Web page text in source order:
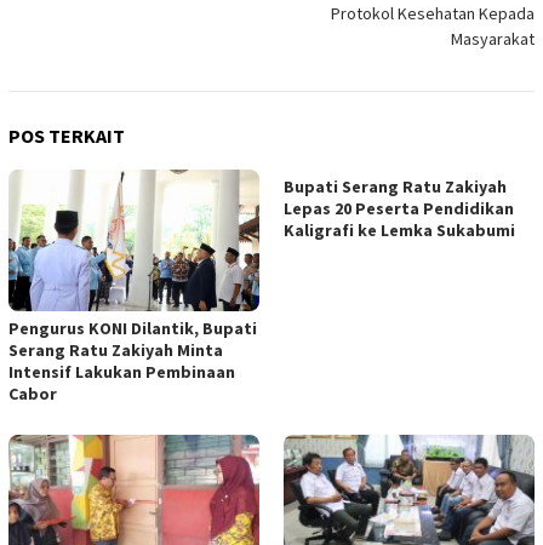
Protokol Kesehatan Kepada
Masyarakat
POS TERKAIT
Pengurus KONI Dilantik, Bupati
Serang Ratu Zakiyah Minta
Intensif Lakukan Pembinaan
Cabor
Bupati Serang Ratu Zakiyah
Lepas 20 Peserta Pendidikan
Kaligrafi ke Lemka Sukabumi